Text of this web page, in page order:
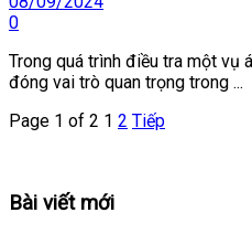
0
Trong quá trình điều tra một vụ
đóng vai trò quan trọng trong ...
Page 1 of 2 1 2 Tiếp
Bài viết mới